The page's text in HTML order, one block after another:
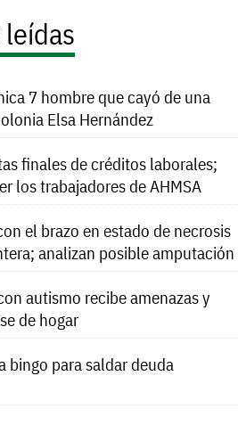
7 hombre que cayó de una
Elsa Hernández
finales de créditos laborales;
los trabajadores de AHMSA
el brazo en estado de necrosis
analizan posible amputación
autismo recibe amenazas y
de hogar
bingo para saldar deuda